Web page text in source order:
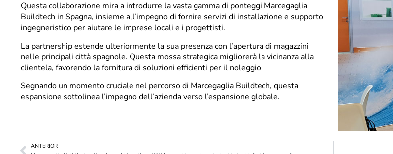
Questa collaborazione mira a introdurre la vasta gamma di ponteggi Marcegaglia
Buildtech in Spagna, insieme all’impegno di fornire servizi di installazione e supporto
ingegneristico per aiutare le imprese locali e i progettisti.
La partnership estende ulteriormente la sua presenza con l’apertura di magazzini
nelle principali città spagnole. Questa mossa strategica migliorerà la vicinanza alla
clientela, favorendo la fornitura di soluzioni efficienti per il noleggio.
Segnando un momento cruciale nel percorso di Marcegaglia Buildtech, questa
espansione sottolinea l’impegno dell’azienda verso l’espansione globale.
ANTERIOR